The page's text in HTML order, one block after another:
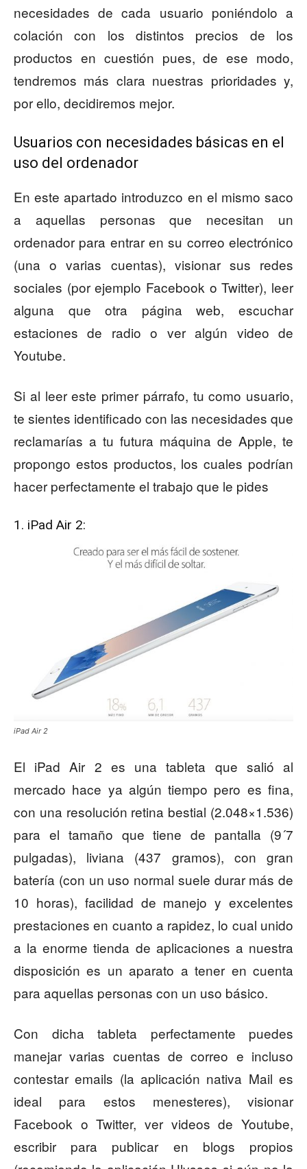
necesidades de cada usuario poniéndolo a
colación con los distintos precios de los
productos en cuestión pues, de ese modo,
tendremos más clara nuestras prioridades y,
por ello, decidiremos mejor.
Usuarios con necesidades básicas en el
uso del ordenador
En este apartado introduzco en el mismo saco
a aquellas personas que necesitan un
ordenador para entrar en su correo electrónico
(una o varias cuentas), visionar sus redes
sociales (por ejemplo Facebook o Twitter), leer
alguna que otra página web, escuchar
estaciones de radio o ver algún video de
Youtube.
Si al leer este primer párrafo, tu como usuario,
te sientes identificado con las necesidades que
reclamarías a tu futura máquina de Apple, te
propongo estos productos, los cuales podrían
hacer perfectamente el trabajo que le pides
1. iPad Air 2:
iPad Air 2
El iPad Air 2 es una tableta que salió al
mercado hace ya algún tiempo pero es fina,
con una resolución retina bestial (2.048×1.536)
para el tamaño que tiene de pantalla (9´7
pulgadas), liviana (437 gramos), con gran
batería (con un uso normal suele durar más de
10 horas), facilidad de manejo y excelentes
prestaciones en cuanto a rapidez, lo cual unido
a la enorme tienda de aplicaciones a nuestra
disposición es un aparato a tener en cuenta
para aquellas personas con un uso básico.
Con dicha tableta perfectamente puedes
manejar varias cuentas de correo e incluso
contestar emails (la aplicación nativa Mail es
ideal para estos menesteres), visionar
Facebook o Twitter, ver videos de Youtube,
escribir para publicar en blogs propios